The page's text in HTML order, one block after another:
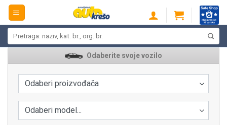
Skip
content
Odaberite svoje vozilo
Odaberi proizvođača
Odaberi model...